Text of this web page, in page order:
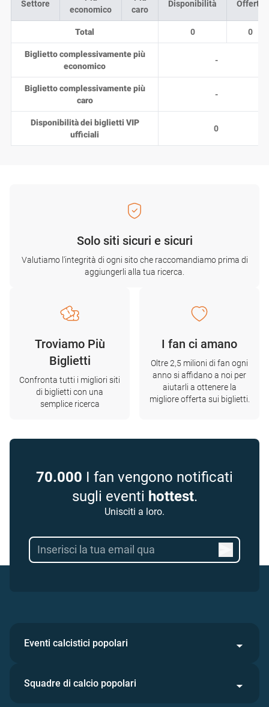
Settore
economico
caro
Disponibilità Offerte
Total 0 0
Biglietto complessivamente più
economico
-
Biglietto complessivamente più
caro
-
Disponibilità dei biglietti VIP
ufficiali
0
Solo siti sicuri e sicuri
Valutiamo l'integrità di ogni sito che raccomandiamo prima di
aggiungerli alla tua ricerca.
Troviamo Più
Biglietti
Confronta tutti i migliori siti
di biglietti con una
semplice ricerca
I fan ci amano
Oltre 2,5 milioni di fan ogni
anno si affidano a noi per
aiutarli a ottenere la
migliore offerta sui biglietti.
70.000 I fan vengono notificati
sugli eventi hottest.
Unisciti a loro.
Eventi calcistici popolari
Squadre di calcio popolari